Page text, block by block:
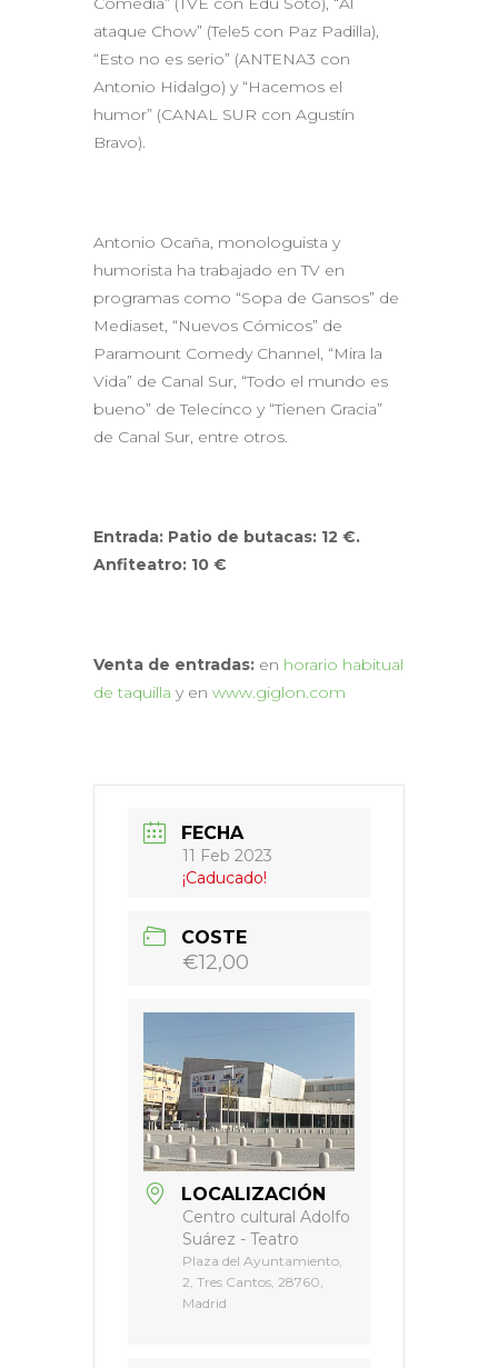
ataque Chow” (Tele5 con Paz Padilla),
“Esto no es serio” (ANTENA3 con
Antonio Hidalgo) y “Hacemos el
humor” (CANAL SUR con Agustín
Bravo).
Antonio Ocaña, monologuista y
humorista ha trabajado en TV en
programas como “Sopa de Gansos” de
Mediaset, “Nuevos Cómicos” de
Paramount Comedy Channel, “Mira la
Vida” de Canal Sur, “Todo el mundo es
bueno” de Telecinco y “Tienen Gracia”
de Canal Sur, entre otros.
Entrada: Patio de butacas: 12 €.
Anfiteatro: 10 €
Venta de entradas: en horario habitual
de taquilla y en www.giglon.com
FECHA
11 Feb 2023
¡Caducado!
COSTE
€12,00
LOCALIZACIÓN
Centro cultural Adolfo
Suárez - Teatro
Plaza del Ayuntamiento,
2, Tres Cantos, 28760,
Madrid